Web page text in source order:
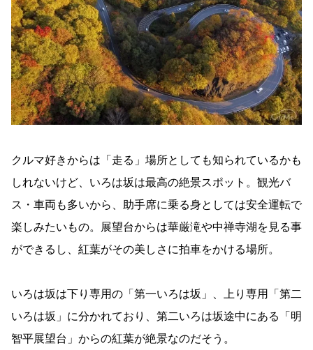
クルマ好きからは「走る」場所としても知られているかも
しれないけど、いろは坂は最高の絶景スポット。観光バ
ス・車両も多いから、助手席に乗る身としては安全運転で
楽しみたいもの。展望台からは華厳滝や中禅寺湖を見る事
ができるし、紅葉がその美しさに拍車をかける場所。
いろは坂は下り専用の「第一いろは坂」、上り専用「第二
いろは坂」に分かれており、第二いろは坂途中にある「明
智平展望台」からの紅葉が絶景なのだそう。